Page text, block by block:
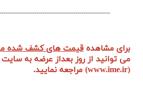
برای مشاهده قیمت های کشف شده
می توانید از روز بعداز عرضه به
(www.ime.ir) مراجعه نمایید.